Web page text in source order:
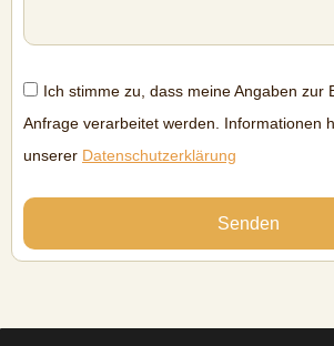
Ich stimme zu, dass meine Angaben zur
Anfrage verarbeitet werden. Informationen
unserer Datenschutzerklärung
Senden